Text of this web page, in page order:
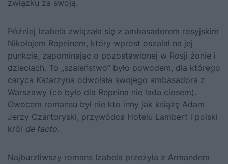
związku za swoją.
Później Izabela związała się z ambasadorem rosyjskim
Nikołajem Repninem, który wprost oszalał na jej
punkcie, zapominając o pozostawionej w Rosji żonie i
dzieciach. To „szaleństwo” było powodem, dla którego
caryca Katarzyna odwołała swojego ambasadora z
Warszawy (co było dla Repnina nie lada ciosem).
Owocem romansu był nie kto inny jak książę Adam
Jerzy Czartoryski, przywódca Hotelu Lambert i polski
król de facto.
Najburzliwszy romans Izabela przeżyła z Armandem